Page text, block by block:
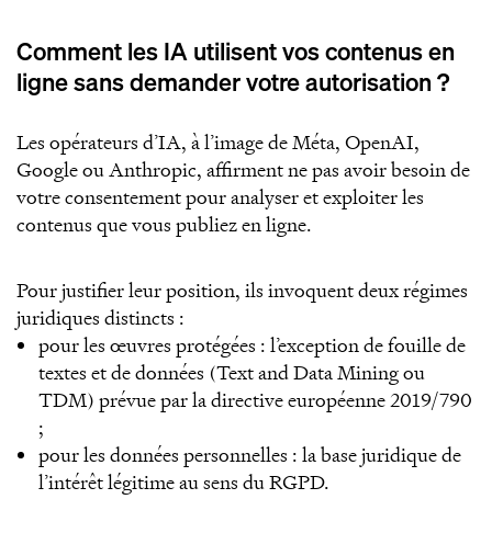
Comment les IA utilisent vos contenus en
ligne sans demander votre autorisation ?
Les opérateurs d’IA, à l’image de Méta, OpenAI,
Google ou Anthropic, affirment ne pas avoir besoin de
votre consentement pour analyser et exploiter les
contenus que vous publiez en ligne.
Pour justifier leur position, ils invoquent deux régimes
juridiques distincts :
pour les œuvres protégées : l’exception de fouille de
textes et de données (Text and Data Mining ou
TDM) prévue par la directive européenne 2019/790
;
pour les données personnelles : la base juridique de
l’intérêt légitime au sens du RGPD.